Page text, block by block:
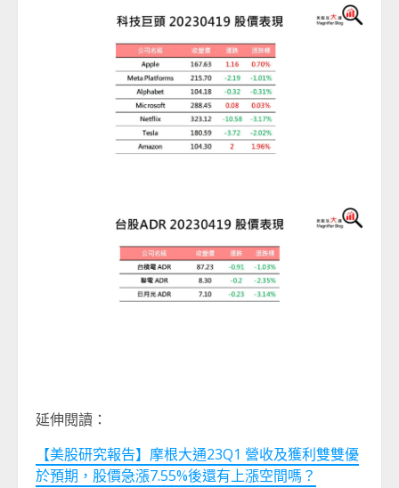
延伸閱讀：
【美股研究報告】摩根大通23Q1 營收及獲利雙雙優
於預期，股價急漲7.55%後還有上漲空間嗎？